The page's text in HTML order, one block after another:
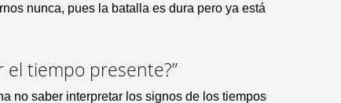
nunca, pues la batalla es dura pero ya está
el tiempo presente?”
no saber interpretar los signos de los tiempos